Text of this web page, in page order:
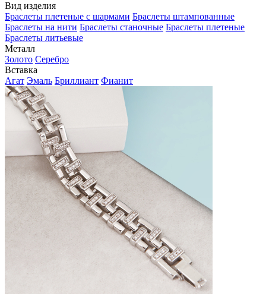
Вид изделия
Браслеты плетеные с шармами Браслеты штампованные
Браслеты на нити Браслеты станочные Браслеты плетеные
Браслеты литьевые
Металл
Золото Серебро
Вставка
Агат Эмаль Бриллиант Фианит